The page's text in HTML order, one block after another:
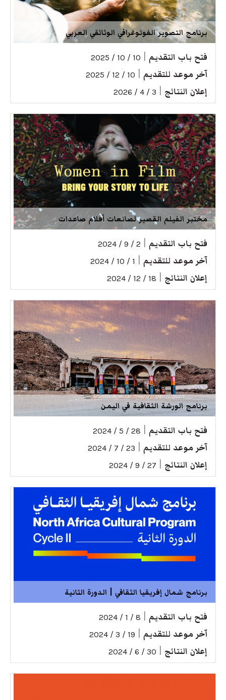
برنامج التصوير الفوتوغرافي الوثائقي العربي
فتح باب التقديم 10 / 10 / 2025
آخر موعد للتقديم 10 / 12 / 2025
إعلان النتائج 3 / 4 / 2026
مختبر الفيلم القصير لصانعات أفلام صاعدات
فتح باب التقديم 2 / 9 / 2024
آخر موعد للتقديم 1 / 10 / 2024
إعلان النتائج 18 / 12 / 2024
برنامج الورشة الثقافية في اليمن
فتح باب التقديم 28 / 5 / 2024
آخر موعد للتقديم 23 / 7 / 2024
إعلان النتائج 27 / 9 / 2024
برنامج شمال إفريقيا الثقافي | الدورة الثانية
فتح باب التقديم 8 / 1 / 2024
آخر موعد للتقديم 19 / 3 / 2024
إعلان النتائج 30 / 6 / 2024